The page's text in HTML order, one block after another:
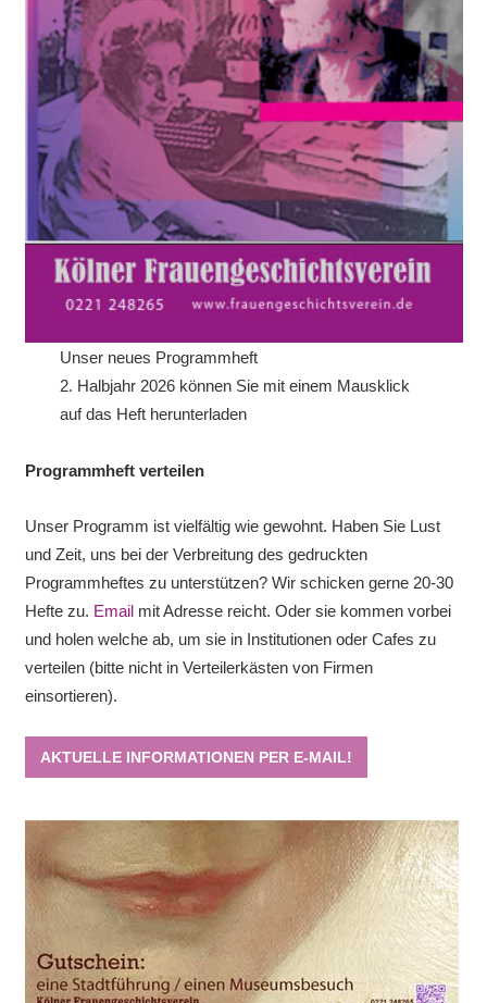
Unser neues Programmheft
2. Halbjahr 2026 können Sie mit einem Mausklick
auf das Heft herunterladen
Programmheft verteilen
Unser Programm ist vielfältig wie gewohnt. Haben Sie Lust
und Zeit, uns bei der Verbreitung des gedruckten
Programmheftes zu unterstützen? Wir schicken gerne 20-30
Hefte zu. Emailmit Adresse reicht. Oder sie kommen vorbei
und holen welche ab, um sie in Institutionen oder Cafes zu
verteilen (bitte nicht in Verteilerkästen von Firmen
einsortieren).
AKTUELLE INFORMATIONEN PER E-MAIL!